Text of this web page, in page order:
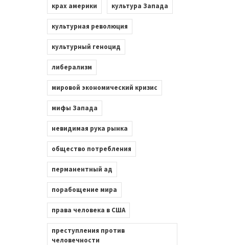
крах америки культура Запада
культурная революция
культурный геноцид
либерализм
мировой экономический кризис
мифы Запада
невидимая рука рынка
общество потребления
перманентный ад
порабощение мира
права человека в США
преступления против
человечности